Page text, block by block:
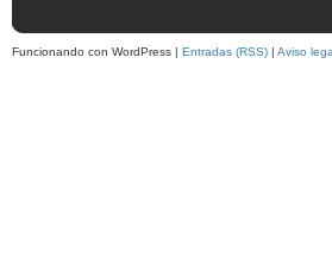
Funcionando con WordPress | Entradas (RSS) | Aviso